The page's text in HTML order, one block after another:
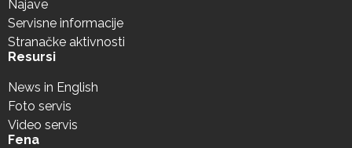
Najave
Servisne informacije
Stranačke aktivnosti
Resursi
News in English
Foto servis
Video servis
Fena